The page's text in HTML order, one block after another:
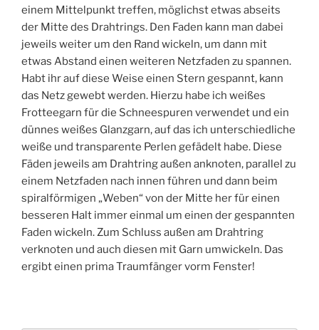
einem Mittelpunkt treffen, möglichst etwas abseits
der Mitte des Drahtrings. Den Faden kann man dabei
jeweils weiter um den Rand wickeln, um dann mit
etwas Abstand einen weiteren Netzfaden zu spannen.
Habt ihr auf diese Weise einen Stern gespannt, kann
das Netz gewebt werden. Hierzu habe ich weißes
Frotteegarn für die Schneespuren verwendet und ein
dünnes weißes Glanzgarn, auf das ich unterschiedliche
weiße und transparente Perlen gefädelt habe. Diese
Fäden jeweils am Drahtring außen anknoten, parallel zu
einem Netzfaden nach innen führen und dann beim
spiralförmigen „Weben“ von der Mitte her für einen
besseren Halt immer einmal um einen der gespannten
Faden wickeln. Zum Schluss außen am Drahtring
verknoten und auch diesen mit Garn umwickeln. Das
ergibt einen prima Traumfänger vorm Fenster!